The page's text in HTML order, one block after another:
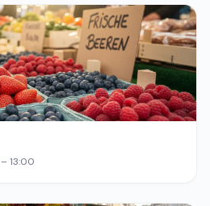
13:00